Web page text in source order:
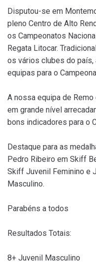
Disputou-se em
pleno Centro de Alto
os Campeonatos
Regata Litocar.
os vários clubes do país,
equipas para o
A nossa equipa de
em grande nível
bons indicadores para o
Destaque para as
Pedro Ribeiro em Skiff
Skiff Juvenil Feminino e
Masculino.
Parabéns a todos
Resultados Totais:
8+ Juvenil Masculino